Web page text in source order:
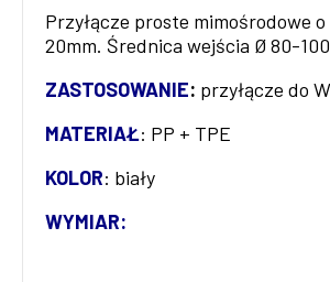
Przyłącze proste mimośrodowe
20mm. Średnica wejścia Ø 80-
ZASTOSOWANIE: przyłącze do
MATERIAŁ: PP + TPE
KOLOR: biały
WYMIAR: